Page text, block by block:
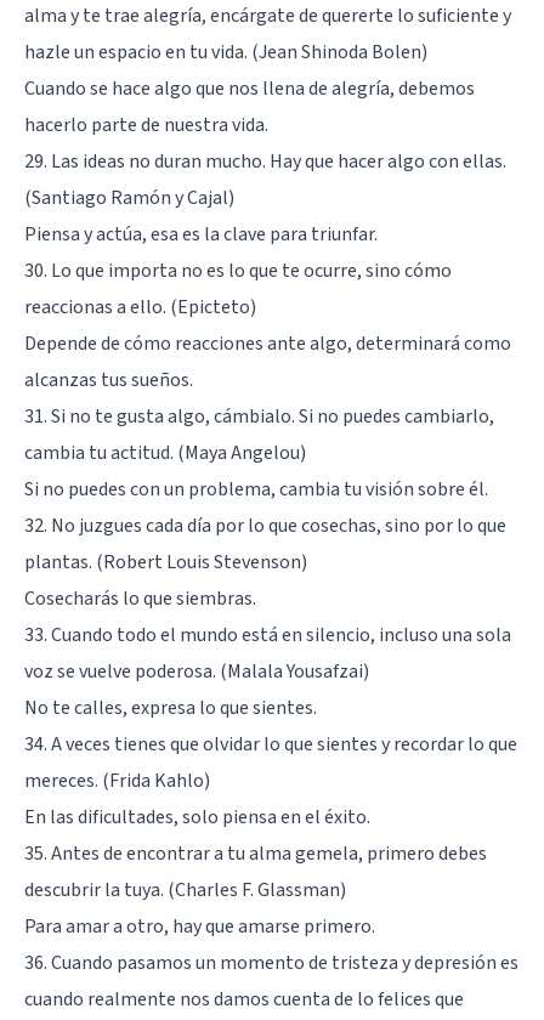
alma y te trae alegría, encárgate de quererte lo suficiente y
hazle un espacio en tu vida. (Jean Shinoda Bolen)
Cuando se hace algo que nos llena de alegría, debemos
hacerlo parte de nuestra vida.
29. Las ideas no duran mucho. Hay que hacer algo con ellas.
(Santiago Ramón y Cajal)
Piensa y actúa, esa es la clave para triunfar.
30. Lo que importa no es lo que te ocurre, sino cómo
reaccionas a ello. (Epicteto)
Depende de cómo reacciones ante algo, determinará como
alcanzas tus sueños.
31. Si no te gusta algo, cámbialo. Si no puedes cambiarlo,
cambia tu actitud. (Maya Angelou)
Si no puedes con un problema, cambia tu visión sobre él.
32. No juzgues cada día por lo que cosechas, sino por lo que
plantas. (Robert Louis Stevenson)
Cosecharás lo que siembras.
33. Cuando todo el mundo está en silencio, incluso una sola
voz se vuelve poderosa. (Malala Yousafzai)
No te calles, expresa lo que sientes.
34. A veces tienes que olvidar lo que sientes y recordar lo que
mereces. (Frida Kahlo)
En las dificultades, solo piensa en el éxito.
35. Antes de encontrar a tu alma gemela, primero debes
descubrir la tuya. (Charles F. Glassman)
Para amar a otro, hay que amarse primero.
36. Cuando pasamos un momento de tristeza y depresión es
cuando realmente nos damos cuenta de lo felices que